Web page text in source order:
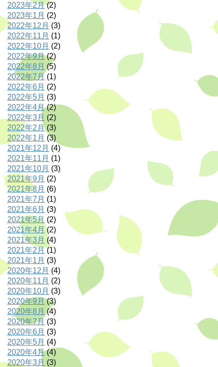
2023年2月(2)
2023年1月 (2)
2022年12月 (3)
2022年11月 (1)
2022年10月 (2)
2022年9月(2)
2022年8月 (5)
2022年7月 (1)
2022年6月 (2)
2022年5月 (3)
2022年4月(2)
2022年3月 (2)
2022年2月(3)
2022年1月 (3)
2021年12月 (4)
2021年11月 (1)
2021年10月 (3)
2021年9月 (2)
2021年8月 (6)
2021年7月 (1)
2021年6月 (3)
2021年5月 (2)
2021年4月 (2)
2021年3月 (4)
2021年2月(1)
2021年1月 (3)
2020年12月 (4)
2020年11月 (2)
2020年10月 (3)
2020年9月 (3)
2020年8月 (4)
2020年7月 (3)
2020年6月 (3)
2020年5月 (4)
2020年4月(4)
2020年3月 (3)